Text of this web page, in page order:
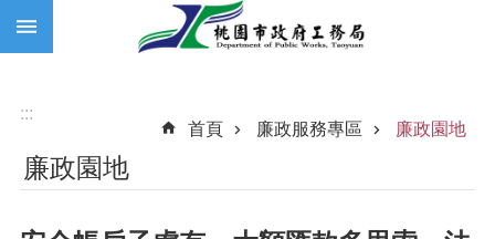
跳到主要內容區塊
:::
首頁
廉政服務專區 廉政園地
廉政園地